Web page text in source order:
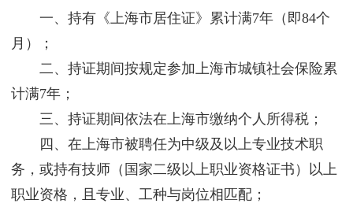
一、持有《上海市居住证》累计满7年（即84个
月）；
二、持证期间按规定参加上海市城镇社会保险累
计满7年；
三、持证期间依法在上海市缴纳个人所得税；
四、在上海市被聘任为中级及以上专业技术职
务，或持有技师（国家二级以上职业资格证书）以上
职业资格，且专业、工种与岗位相匹配；